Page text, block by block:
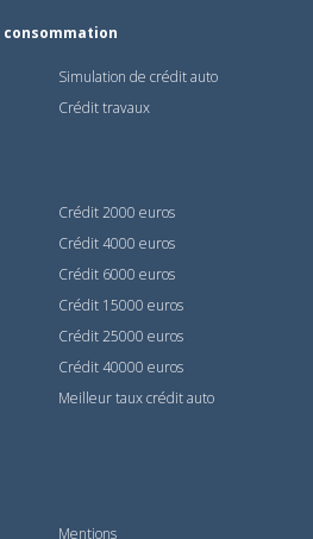
Simulation de crédit auto
Crédit travaux
Crédit 2000 euros
Crédit 4000 euros
Crédit 6000 euros
Crédit 15000 euros
Crédit 25000 euros
Crédit 40000 euros
Meilleur taux crédit auto
Mentions